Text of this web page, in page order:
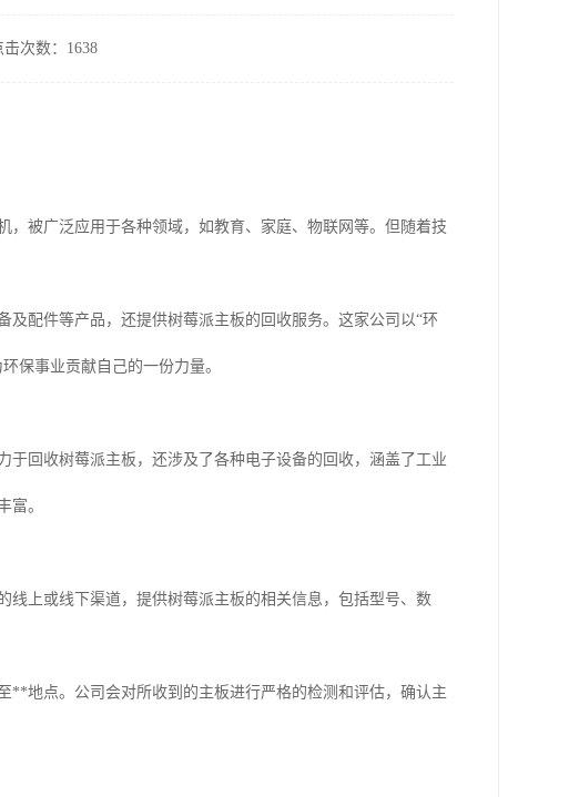
击次数：1638
被广泛应用于各种领域，如教育、家庭、物联网等。但随着技
配件等产品，还提供树莓派主板的回收服务。这家公司以“环
保事业贡献自己的一份力量。
回收树莓派主板，还涉及了各种电子设备的回收，涵盖了工业
富。
上或线下渠道，提供树莓派主板的相关信息，包括型号、数
**地点。公司会对所收到的主板进行严格的检测和评估，确认主